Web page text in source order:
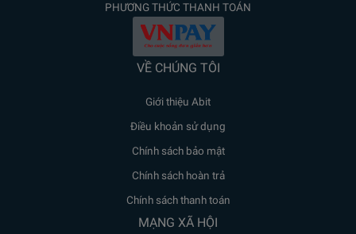
PHƯƠNG THỨC THANH TOÁN
VỀ CHÚNG TÔI
Giới thiệu Abit
Điều khoản sử dụng
Chính sách bảo mật
Chính sách hoàn trả
Chính sách thanh toán
MẠNG XÃ HỘI